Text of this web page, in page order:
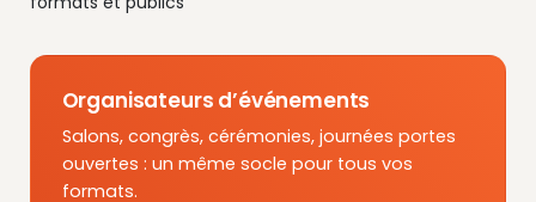
Organisateurs d’événements
Salons, congrès, cérémonies, journées portes
ouvertes : un même socle pour tous vos
formats.